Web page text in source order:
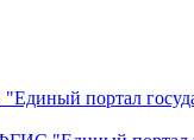
портал